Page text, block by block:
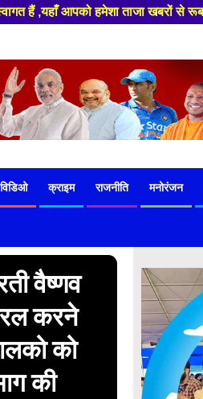
कराया जाएगा , खबर और
विडिओ क्राइम राजनीति मनोरंजन
वैष्णव
करने
को
की